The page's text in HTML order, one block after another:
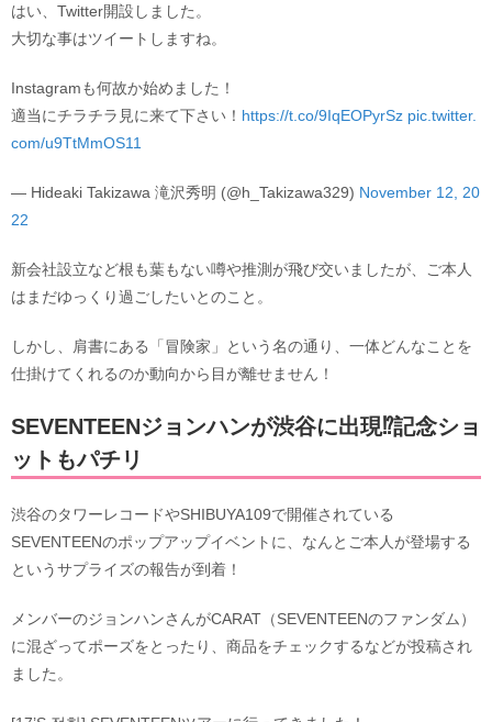
はい、Twitter開設しました。
大切な事はツイートしますね。
Instagramも何故か始めました！
適当にチラチラ見に来て下さい！ https://t.co/9IqEOPyrSz pic.twitter.
com/u9TtMmOS11
— Hideaki Takizawa 滝沢秀明 (@h_Takizawa329) November 12, 20
22
新会社設立など根も葉もない噂や推測が飛び交いましたが、ご本人
はまだゆっくり過ごしたいとのこと。
しかし、肩書にある「冒険家」という名の通り、一体どんなことを
仕掛けてくれるのか動向から目が離せません！
SEVENTEENジョンハンが渋谷に出現⁉記念ショ
ットもパチリ
渋谷のタワーレコードやSHIBUYA109で開催されている
SEVENTEENのポップアップイベントに、なんとご本人が登場する
というサプライズの報告が到着！
メンバーのジョンハンさんがCARAT（SEVENTEENのファンダム）
に混ざってポーズをとったり、商品をチェックするなどが投稿され
ました。